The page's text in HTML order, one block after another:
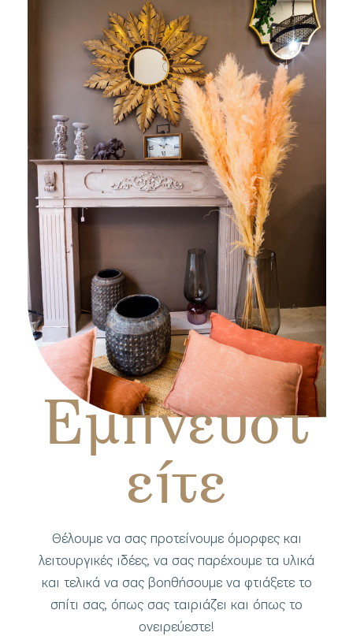
Εμπνευστ
είτε
Θέλουμε να σας προτείνουμε όμορφες και
λειτουργικές ιδέες, να σας παρέχουμε τα υλικά
και τελικά να σας βοηθήσουμε να φτιάξετε το
σπίτι σας, όπως σας ταιριάζει και όπως το
ονειρεύεστε!